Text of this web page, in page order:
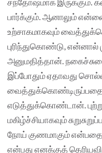
பார்க்கும். ஆனாலும் என்னைச்
உற்சாகமாகவும்
புரிந்துகொண்டு,
அனுமதித்தான்.
இப்போதும் ஏதாவது
எடுத்துக்கொண்டான்.
மகிழ்ச்சியாகவும்
நோய் குணமாகும் என்பதை
என்பது எனக்குத்